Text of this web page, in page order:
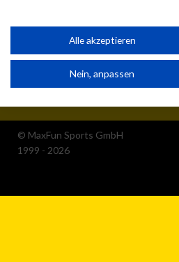
© MaxFun Sports GmbH
1999 - 2026
Partnerliste anzeigen (1 IAB-
Wir nutzen Ihre Daten für folgende Zwecke:
IAB-Verarbeitungszwecke:
Verwendung reduzierter Daten
Werbeanzeigen
Alle akzeptieren
Nein, anpassen